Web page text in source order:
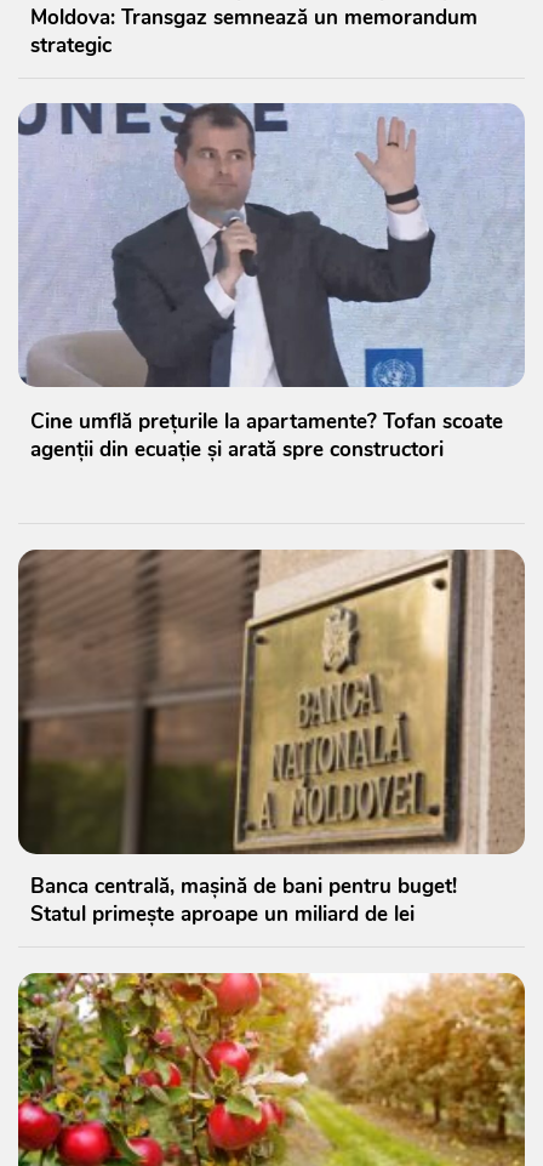
Moldova: Transgaz semnează un memorandum
strategic
Cine umflă prețurile la apartamente? Tofan scoate
agenții din ecuație și arată spre constructori
Banca centrală, mașină de bani pentru buget!
Statul primește aproape un miliard de lei